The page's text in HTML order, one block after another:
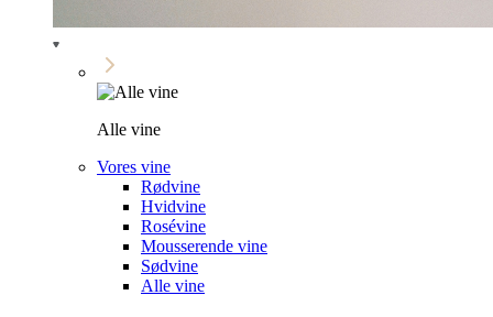
Alle vine
Vores vine
Rødvine
Hvidvine
Rosévine
Mousserende vine
Sødvine
Alle vine